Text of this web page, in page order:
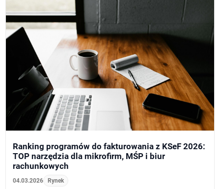
Ranking programów do fakturowania z KSeF 2026:
TOP narzędzia dla mikrofirm, MŚP i biur
rachunkowych
04.03.2026 Rynek